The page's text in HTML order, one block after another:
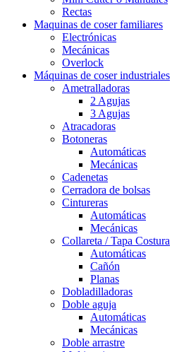
Rectas
Maquinas de coser familiares
Electrónicas
Mecánicas
Overlock
Máquinas de coser industriales
Ametralladoras
2 Agujas
3 Agujas
Atracadoras
Botoneras
Automáticas
Mecánicas
Cadenetas
Cerradora de bolsas
Cintureras
Automáticas
Mecánicas
Collareta / Tapa Costura
Automáticas
Cañón
Planas
Dobladilladoras
Doble aguja
Automáticas
Mecánicas
Doble arrastre